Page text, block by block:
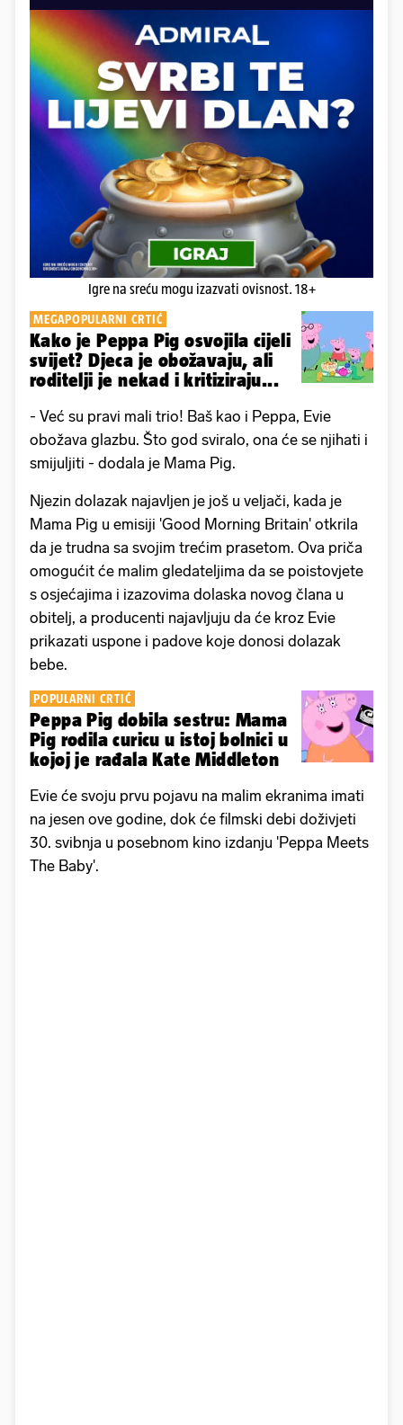
Igre na sreću mogu izazvati ovisnost. 18+
MEGAPOPULARNI CRTIĆ
Kako je Peppa Pig osvojila cijeli
svijet? Djeca je obožavaju, ali
roditelji je nekad i kritiziraju...
- Već su pravi mali trio! Baš kao i Peppa, Evie
obožava glazbu. Što god sviralo, ona će se njihati i
smijuljiti - dodala je Mama Pig.
Njezin dolazak najavljen je još u veljači, kada je
Mama Pig u emisiji 'Good Morning Britain' otkrila
da je trudna sa svojim trećim prasetom. Ova priča
omogućit će malim gledateljima da se poistovjete
s osjećajima i izazovima dolaska novog člana u
obitelj, a producenti najavljuju da će kroz Evie
prikazati uspone i padove koje donosi dolazak
bebe.
POPULARNI CRTIĆ
Peppa Pig dobila sestru: Mama
Pig rodila curicu u istoj bolnici u
kojoj je rađala Kate Middleton
Evie će svoju prvu pojavu na malim ekranima imati
na jesen ove godine, dok će filmski debi doživjeti
30. svibnja u posebnom kino izdanju 'Peppa Meets
The Baby'.